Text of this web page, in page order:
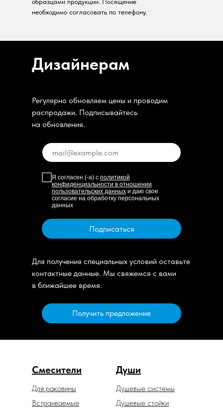
образцами продукции. Посещение
необходимо согласовать по телефону.
Дизайнерам
Регулярно обновляем цены и проводим
распродажи. Подписывайтесь
на обновления.
Я согласен (-а) с политикой
конфиденциальности в отношении
пользовательских данных и даю свое
согласие на обработку персональных
данных
Подписаться
Для получения специальных условий оставьте
контактные данные. Мы свяжемся с вами
в ближайшее время.
Получить предложение
Смесители Души
Душевые системы
Встраиваемые
Для раковины
Душевые стойки